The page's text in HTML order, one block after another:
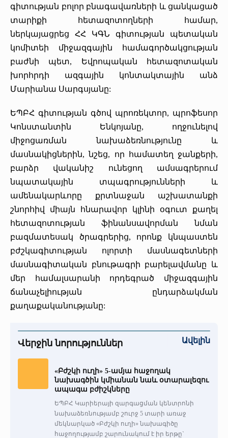
գիտության բոլոր բնագավառների և ցանկացած
տարիքի հետազոտողների համար,
ներկայացրեց ՀՀ ԿԳՆ գիտության պետական
կոմիտեի միջազգային համագործակցության
բաժնի պետ, Եվրոպական հետազոտական
խորհրդի ազգային կոնտակտային անձ
Մարիանա Սարգսյանը:
ԵՊԲՀ գիտության գծով պրոռեկտոր, պրոֆեսոր
Կոնստանտին Ենկոյանը, ողջունելով
միջոցառման նախաձեռնությունը և
մասնակիցներին, նշեց, որ համատեղ ջանքերի,
բարձր վականիշ ունեցող ամսագրերում
նպատակային տպագրությունների և
ամենակարևորը քրտնաջան աշխատանքի
շնորհիվ միայն հնարավոր կլինի օգուտ քաղել
հետազոտության ֆինանսավորման նման
բազմատեսակ ծրագրերից, որոնք կնպաստեն
բժշկագիտության ոլորտի մասնագետների
մասնագիտական բնութագրի բարելավմանը և
մեր համալսարանի որդեգրած միջազգային
ճանաչելիության ընդարձակման
քաղաքականությանը:
Վերջին նորություններ Ավելին
«Բժշկի ուղի» 5-ամյա հաջողակ
նախագծին կմիանան նաև օտարալեզու
ապագա բժիշկները
ԵՊԲՀ Կարիերայի զարգացման կենտրոնի
նախաձեռնությամբ շուրջ 5 տարի առաջ
մեկնարկած «Բժշկի ուղի» նախագիծը
հաջողությամբ շարունակում է իր երթը`